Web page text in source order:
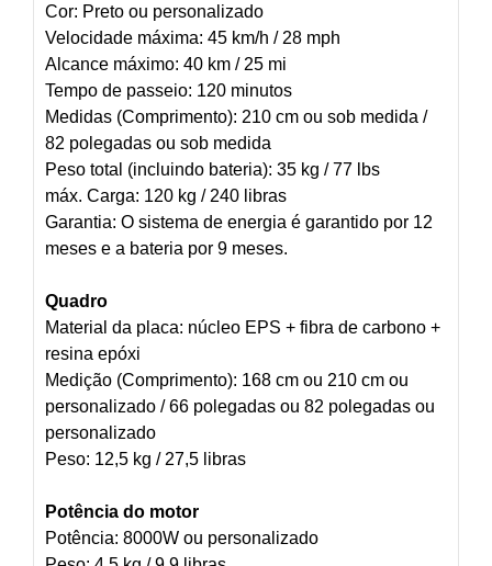
Cor: Preto ou personalizado
Velocidade máxima: 45 km/h / 28 mph
Alcance máximo: 40 km / 25 mi
Tempo de passeio: 120 minutos
Medidas (Comprimento): 210 cm ou sob medida /
82 polegadas ou sob medida
Peso total (incluindo bateria): 35 kg / 77 lbs
máx. Carga: 120 kg / 240 libras
Garantia: O sistema de energia é garantido por 12
meses e a bateria por 9 meses.
Quadro
Material da placa: núcleo EPS + fibra de carbono +
resina epóxi
Medição (Comprimento): 168 cm ou 210 cm ou
personalizado / 66 polegadas ou 82 polegadas ou
personalizado
Peso: 12,5 kg / 27,5 libras
Potência do motor
Potência: 8000W ou personalizado